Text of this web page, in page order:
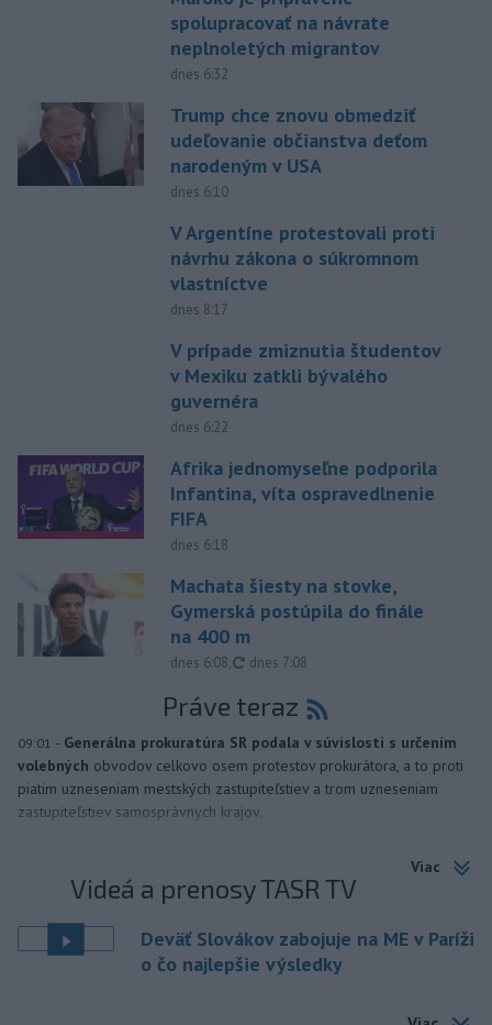
spolupracovať na návrate
neplnoletých migrantov
dnes 6:32
Trump chce znovu obmedziť
udeľovanie občianstva deťom
narodeným v USA
dnes 6:10
V Argentíne protestovali proti
návrhu zákona o súkromnom
vlastníctve
dnes 8:17
V prípade zmiznutia študentov
v Mexiku zatkli bývalého
guvernéra
dnes 6:22
Afrika jednomyseľne podporila
Infantina, víta ospravedlnenie
FIFA
dnes 6:18
Machata šiesty na stovke,
Gymerská postúpila do finále
na 400 m
dnes 6:08, aktualizované
dnes 7:08
Práve teraz
09:01 - Generálna prokuratúra SR podala v súvislosti s určením
volebných obvodov celkovo osem protestov prokurátora, a to proti
piatim uzneseniam mestských zastupiteľstiev a trom uzneseniam
zastupiteľstiev samosprávnych krajov.
Viac
Videá a prenosy TASR TV
Deväť Slovákov zabojuje na ME v Paríži
o čo najlepšie výsledky